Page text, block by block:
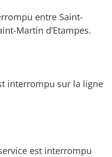
entre Saint-
Martin d’Etampes.
interrompu sur la ligne
est interrompu